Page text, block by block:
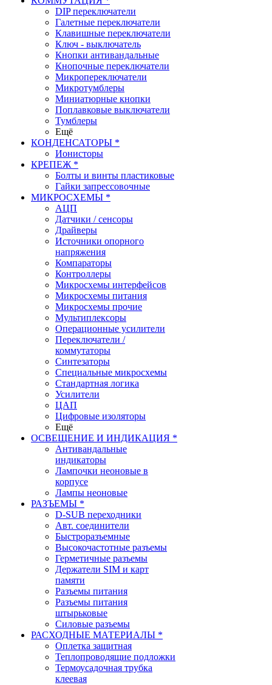
DIP переключатели
Галетные переключатели
Клавишные переключатели
Ключ - выключатель
Кнопки антивандальные
Кнопочные переключатели
Микропереключатели
Микротумблеры
Миниатюрные кнопки
Поплавковые выключатели
Тумблеры
Ещё
КОНДЕНСАТОРЫ *
Ионисторы
КРЕПЕЖ *
Болты и винты пластиковые
Гайки запрессовочные
МИКРОСХЕМЫ *
АЦП
Датчики / сенсоры
Драйверы
Источники опорного
напряжения
Компараторы
Контроллеры
Микросхемы интерфейсов
Микросхемы питания
Микросхемы прочие
Мультиплексоры
Операционные усилители
Переключатели /
коммутаторы
Синтезаторы
Специальные микросхемы
Стандартная логика
Усилители
ЦАП
Цифровые изоляторы
Ещё
ОСВЕЩЕНИЕ И ИНДИКАЦИЯ *
Антивандальные
индикаторы
Лампочки неоновые в
корпусе
Лампы неоновые
РАЗЪЕМЫ *
D-SUB переходники
Авт. соединители
Быстроразъемные
Высокочастотные разъемы
Герметичные разъемы
Держатели SIM и карт
памяти
Разъемы питания
Разъемы питания
штырьковые
Силовые разъемы
РАСХОДНЫЕ МАТЕРИАЛЫ *
Оплетка защитная
Теплопроводящие подложки
Термоусадочная трубка
клеевая